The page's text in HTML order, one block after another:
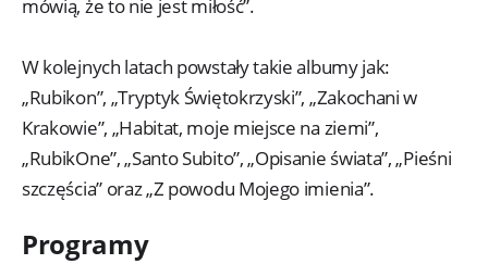
mówią, że to nie jest miłość”.
W kolejnych latach powstały takie albumy jak:
„Rubikon”, „Tryptyk Świętokrzyski”, „Zakochani w
Krakowie”, „Habitat, moje miejsce na ziemi”,
„RubikOne”, „Santo Subito”, „Opisanie świata”, „Pieśni
szczęścia” oraz „Z powodu Mojego imienia”.
Programy